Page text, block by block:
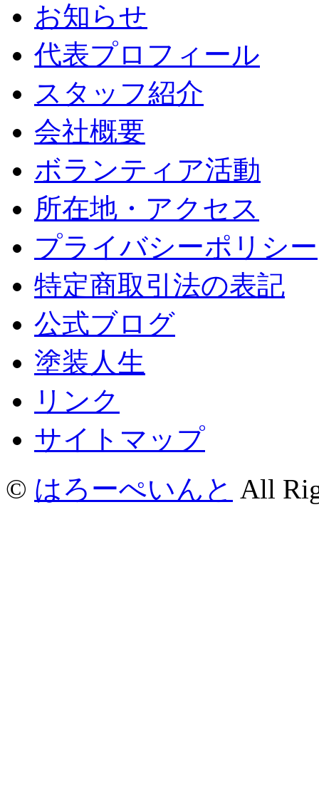
お知らせ
代表プロフィール
スタッフ紹介
会社概要
ボランティア活動
所在地・アクセス
プライバシーポリシー
特定商取引法の表記
公式ブログ
塗装人生
リンク
サイトマップ
© はろーぺいんと All